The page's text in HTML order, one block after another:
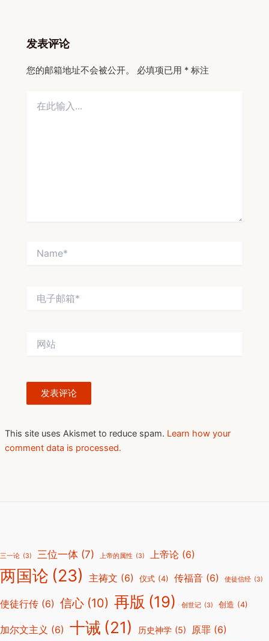
发表评论
您的邮箱地址不会被公开。 必填项已用 * 标注
This site uses Akismet to reduce spam. Learn how your
comment data is processed.
三一论 (3) 三位一体 (7) 上帝的属性 (3) 上帝论 (6)
两国论 (23) 主祷文 (6) 仪式 (4) 传福音 (6) 使徒信经 (3)
使徒行传 (6) 信心 (10) 再版 (19) 创世记 (3) 创造 (4)
加尔文主义 (6) 十诫 (21) 历史神学 (5) 原罪 (6)